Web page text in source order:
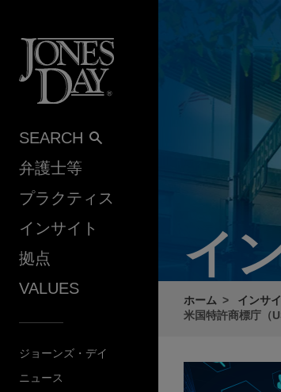
SEARCH
弁護士等
プラクティス
インサイト
拠点
VALUES
ジョーンズ・デイ
ニュース
イ
ホーム
インサ
米国特許商標庁（